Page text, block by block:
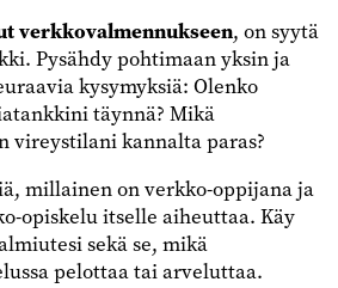
verkkovalmennukseen, on syytä
Pysähdy pohtimaan yksin ja
kysymyksiä: Olenko
täynnä? Mikä
vireystilani kannalta paras?
millainen on verkko-oppijana ja
opiskelu itselle aiheuttaa. Käy
sekä se, mikä
pelottaa tai arveluttaa.